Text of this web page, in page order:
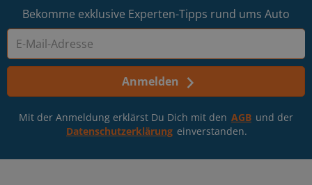
Bekomme exklusive Experten-Tipps rund ums Auto
Anmelden
Mit der Anmeldung erklärst Du Dich mit den AGB und der
Datenschutzerklärung einverstanden.